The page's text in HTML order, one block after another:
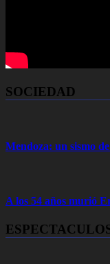
SOCIEDAD
Mendoza: un sismo
A los 54 años murió